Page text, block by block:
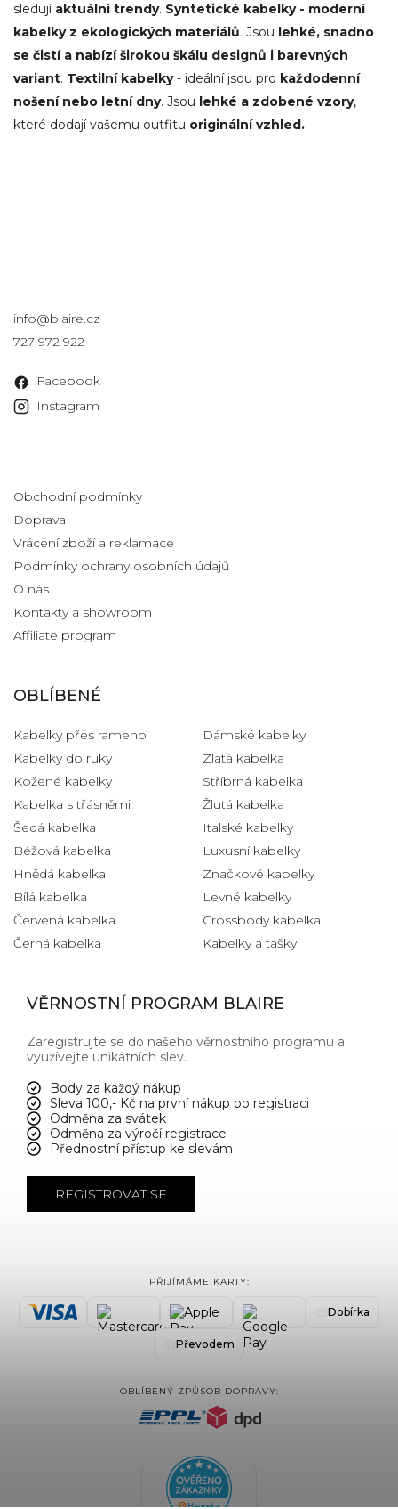
sledují aktuální trendy. Syntetické kabelky - moderní
kabelky z ekologických materiálů. Jsou lehké, snadno
se čistí a nabízí širokou škálu designů i barevných
variant. Textilní kabelky- ideální jsou pro každodenní
nošení nebo letní dny. Jsou lehké a zdobené vzory,
které dodají vašemu outfitu originální vzhled.
info@blaire.cz
727 972 922
Facebook
Instagram
Obchodní podmínky
Doprava
Vrácení zboží a reklamace
Podmínky ochrany osobních údajů
O nás
Kontakty a showroom
Affiliate program
OBLÍBENÉ
Kabelky přes rameno
Kabelky do ruky
Kožené kabelky
Kabelka s třásněmi
Šedá kabelka
Béžová kabelka
Hnědá kabelka
Bílá kabelka
Červená kabelka
Černá kabelka
Dámské kabelky
Zlatá kabelka
Stříbrná kabelka
Žlutá kabelka
Italské kabelky
Luxusní kabelky
Značkové kabelky
Levné kabelky
Crossbody kabelka
Kabelky a tašky
VĚRNOSTNÍ PROGRAM BLAIRE
Zaregistrujte se do našeho věrnostního programu a
využívejte unikátních slev.
Body za každý nákup
Sleva 100,- Kč na první nákup po registraci
Odměna za svátek
Odměna za výročí registrace
Přednostní přístup ke slevám
REGISTROVAT SE
PŘIJÍMÁME KARTY:
Dobírka
Převodem
OBLÍBENÝ ZPŮSOB DOPRAVY: